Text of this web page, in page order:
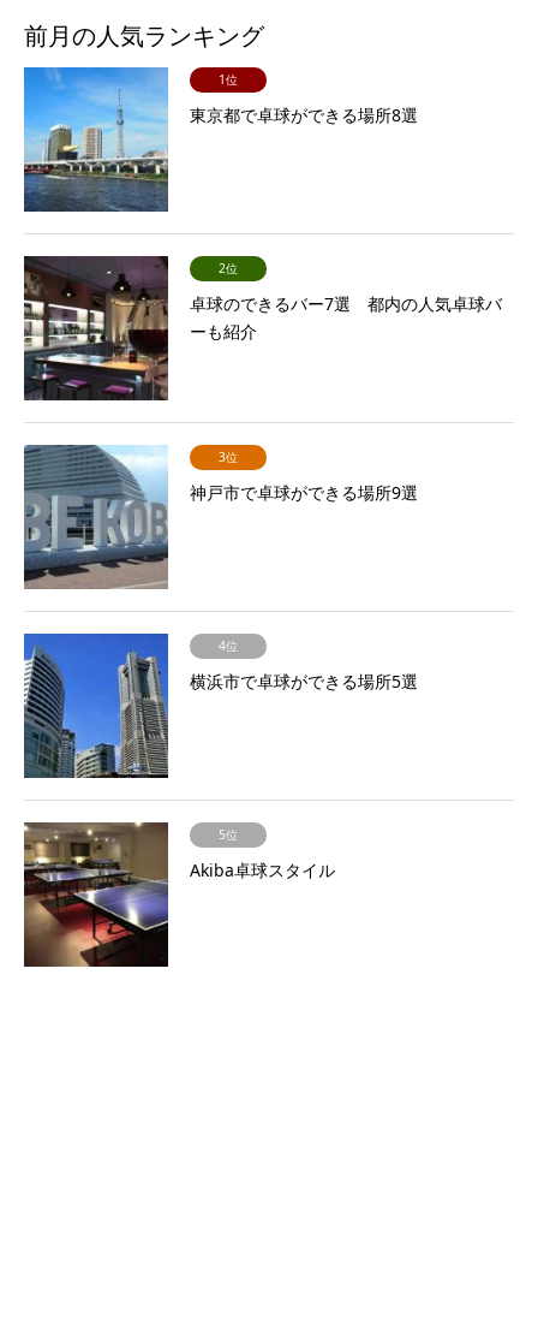
前月の人気ランキング
1位
東京都で卓球ができる場所8選
2位
卓球のできるバー7選 都内の人気卓球バ
ーも紹介
3位
神戸市で卓球ができる場所9選
4位
横浜市で卓球ができる場所5選
5位
Akiba卓球スタイル